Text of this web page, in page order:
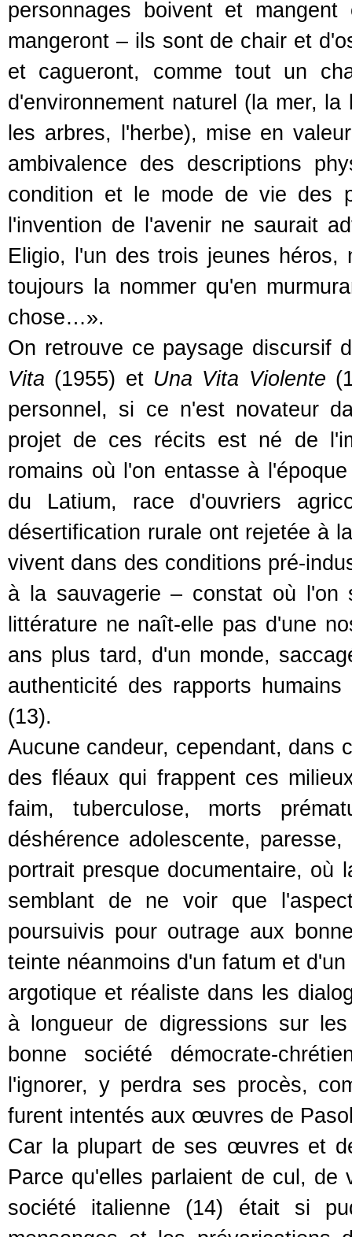
personnages boivent et
mangeront – ils sont de chair et
et cagueront, comme tout un
d'environnement naturel (la mer,
les arbres, l'herbe), mise en
ambivalence des descriptions
condition et le mode de vie des
l'invention de l'avenir ne saurait
Eligio, l'un des trois jeunes héros,
toujours la nommer qu'en
chose…».
On retrouve ce paysage discursif
Vita (1955) et Una Vita Violente
personnel, si ce n'est novateur
projet de ces récits est né de
romains où l'on entasse à
du Latium, race d'ouvriers
désertification rurale ont rejetée à
vivent dans des conditions pré-
à la sauvagerie – constat où l'on
littérature ne naît-elle pas d'une
ans plus tard, d'un monde,
authenticité des rapports
(13).
Aucune candeur, cependant, dans
des fléaux qui frappent ces
faim, tuberculose, morts
déshérence adolescente,
portrait presque documentaire, où
semblant de ne voir que
poursuivis pour outrage aux
teinte néanmoins d'un fatum et
argotique et réaliste dans les
à longueur de digressions sur
bonne société démocrate-
l'ignorer, y perdra ses procès,
furent intentés aux œuvres de
Car la plupart de ses œuvres et
Parce qu'elles parlaient de cul, de
société italienne (14) était si